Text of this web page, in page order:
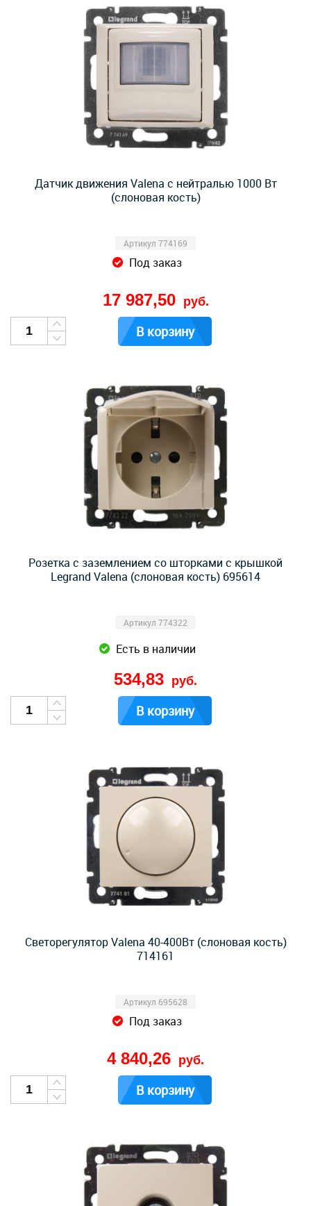
Датчик движения Valena с нейтралью 1000 Вт
(слоновая кость)
Артикул 774169
Под заказ
17 987,50 руб.
В корзину
Розетка с заземлением со шторками с крышкой
Legrand Valena (слоновая кость) 695614
Артикул 774322
Есть в наличии
534,83 руб.
В корзину
Cветорегулятор Valena 40-400Вт (слоновая кость)
714161
Артикул 695628
Под заказ
4 840,26 руб.
В корзину